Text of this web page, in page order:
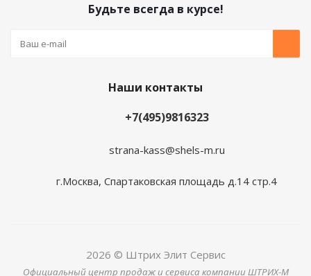
Будьте всегда в курсе!
Наши контакты
+7(495)9816323
strana-kass@shels-m.ru
г.Москва, Спартаковская площадь д.14 стр.4
2026 © Штрих Элит Сервис
Официальный центр продаж и сервиса компании ШТРИХ-М